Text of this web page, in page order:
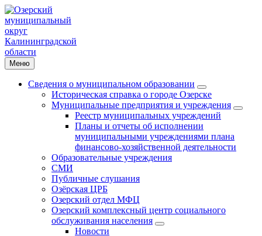
Меню
Сведения о муниципальном образовании
Историческая справка о городе Озерске
Муниципальные предприятия и учреждения
Реестр муниципальных учреждений
Планы и отчеты об исполнении
муниципальными учреждениями плана
финансово-хозяйственной деятельности
Образовательные учреждения
СМИ
Публичные слушания
Озёрская ЦРБ
Озерский отдел МФЦ
Озерский комплексный центр социального
обслуживания населения
Новости